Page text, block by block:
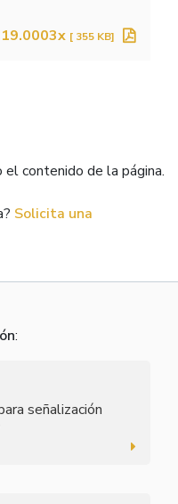
[ 355 KB]
contenido de la página.
Solicita una
:
señalización